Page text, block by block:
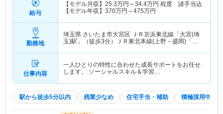
給与
【モデル月収】 25.3万円～34.4万円 程度 諸手当込
【モデル年収】 370万円～475万円
勤務地
埼玉県 さいたま市大宮区 ＪＲ京浜東北線「大宮(埼
玉)駅」（徒歩3分）ＪＲ東北本線(上野－盛岡)「大
仕事内容
一人ひとりの特性に合わせた成長サポートをお任せ
します。 ソーシャルスキル＆学習…
駅から徒歩5分以内 残業少なめ 住宅手当・補助 積極採用中